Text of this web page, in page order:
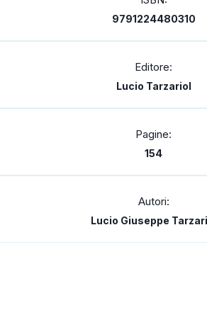
9791224480310
Editore:
Lucio Tarzariol
Pagine:
154
Autori:
Lucio Giuseppe